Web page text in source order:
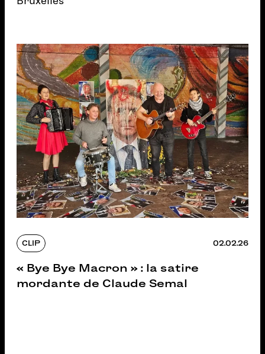
CLIP 02.02.26
« Bye Bye Macron » : la satire
mordante de Claude Semal